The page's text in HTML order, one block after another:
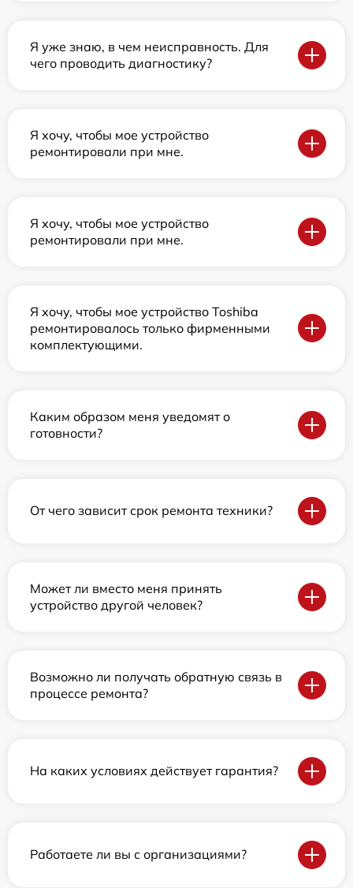
Я уже знаю, в чем неисправность. Для
чего проводить диагностику?
Я хочу, чтобы мое устройство
ремонтировали при мне.
Я хочу, чтобы мое устройство
ремонтировали при мне.
Я хочу, чтобы мое устройство Toshiba
ремонтировалось только фирменными
комплектующими.
Каким образом меня уведомят о
готовности?
От чего зависит срок ремонта техники?
Может ли вместо меня принять
устройство другой человек?
Возможно ли получать обратную связь в
процессе ремонта?
На каких условиях действует гарантия?
Работаете ли вы с организациями?